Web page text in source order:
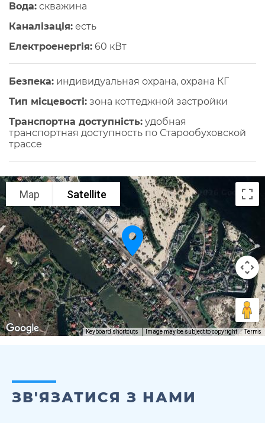
Вода: скважина
Каналізація: есть
Електроенергія: 60 кВт
Безпека: индивидуальная охрана, охрана КГ
Тип місцевості: зона коттеджной застройки
Транспортна доступність: удобная
транспортная доступность по Старообуховской
трассе
Map Satellite
Keyboard shortcuts Image may be subject to copyright Terms
ЗВ'ЯЗАТИСЯ З НАМИ